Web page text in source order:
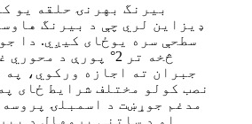
ډیزاین لري چې د بیرنگ
څخه تر 2° پورې د
جبران ته اجازه ورکوي، په
نصب کولو مختلف شرایط ځای
مدغم جوړښت د اسمبلۍ
او د ساتنې پرمهال د